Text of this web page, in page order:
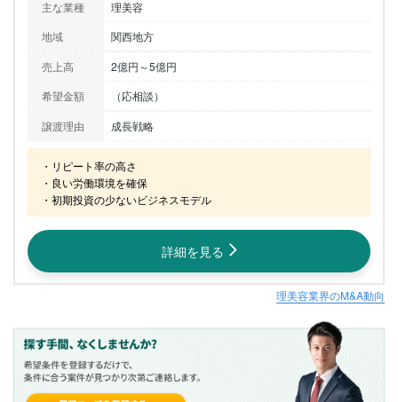
主な業種
理美容
地域
関西地方
売上高
2億円～5億円
希望金額
（応相談）
譲渡理由
成長戦略
・リピート率の高さ
・良い労働環境を確保
・初期投資の少ないビジネスモデル
詳細を見る
理美容業界のM&A動向